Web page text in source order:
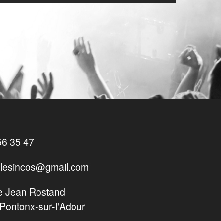
35 47
Jean Rostand
sur-l'Adour